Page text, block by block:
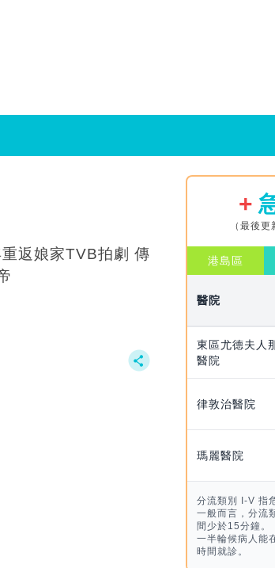
娘家TVB拍劇 傳
（最後
港島區
醫院
東區尤德夫人
醫院
律敦治醫院
瑪麗醫院
分流類別 I-V 指
一般而言，分流
間少於15分鐘。
一半輪候病人能
時間就診。